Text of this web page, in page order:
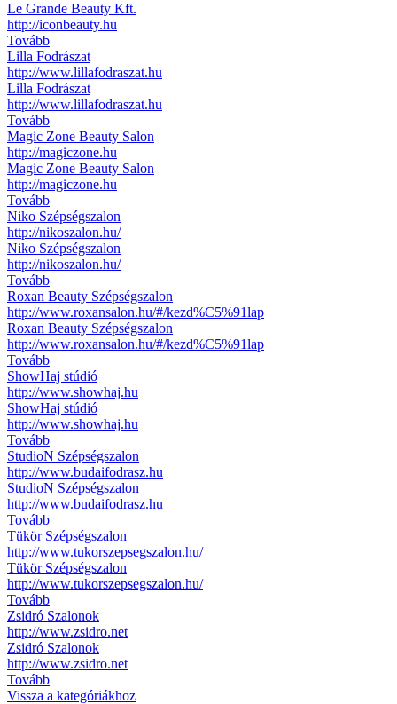
Le Grande Beauty Kft.
http://iconbeauty.hu
Tovább
Lilla Fodrászat
http://www.lillafodraszat.hu
Lilla Fodrászat
http://www.lillafodraszat.hu
Tovább
Magic Zone Beauty Salon
http://magiczone.hu
Magic Zone Beauty Salon
http://magiczone.hu
Tovább
Niko Szépségszalon
http://nikoszalon.hu/
Niko Szépségszalon
http://nikoszalon.hu/
Tovább
Roxan Beauty Szépségszalon
http://www.roxansalon.hu/#/kezd%C5%91lap
Roxan Beauty Szépségszalon
http://www.roxansalon.hu/#/kezd%C5%91lap
Tovább
ShowHaj stúdió
http://www.showhaj.hu
ShowHaj stúdió
http://www.showhaj.hu
Tovább
StudioN Szépségszalon
http://www.budaifodrasz.hu
StudioN Szépségszalon
http://www.budaifodrasz.hu
Tovább
Tükör Szépségszalon
http://www.tukorszepsegszalon.hu/
Tükör Szépségszalon
http://www.tukorszepsegszalon.hu/
Tovább
Zsidró Szalonok
http://www.zsidro.net
Zsidró Szalonok
http://www.zsidro.net
Tovább
Vissza a kategóriákhoz